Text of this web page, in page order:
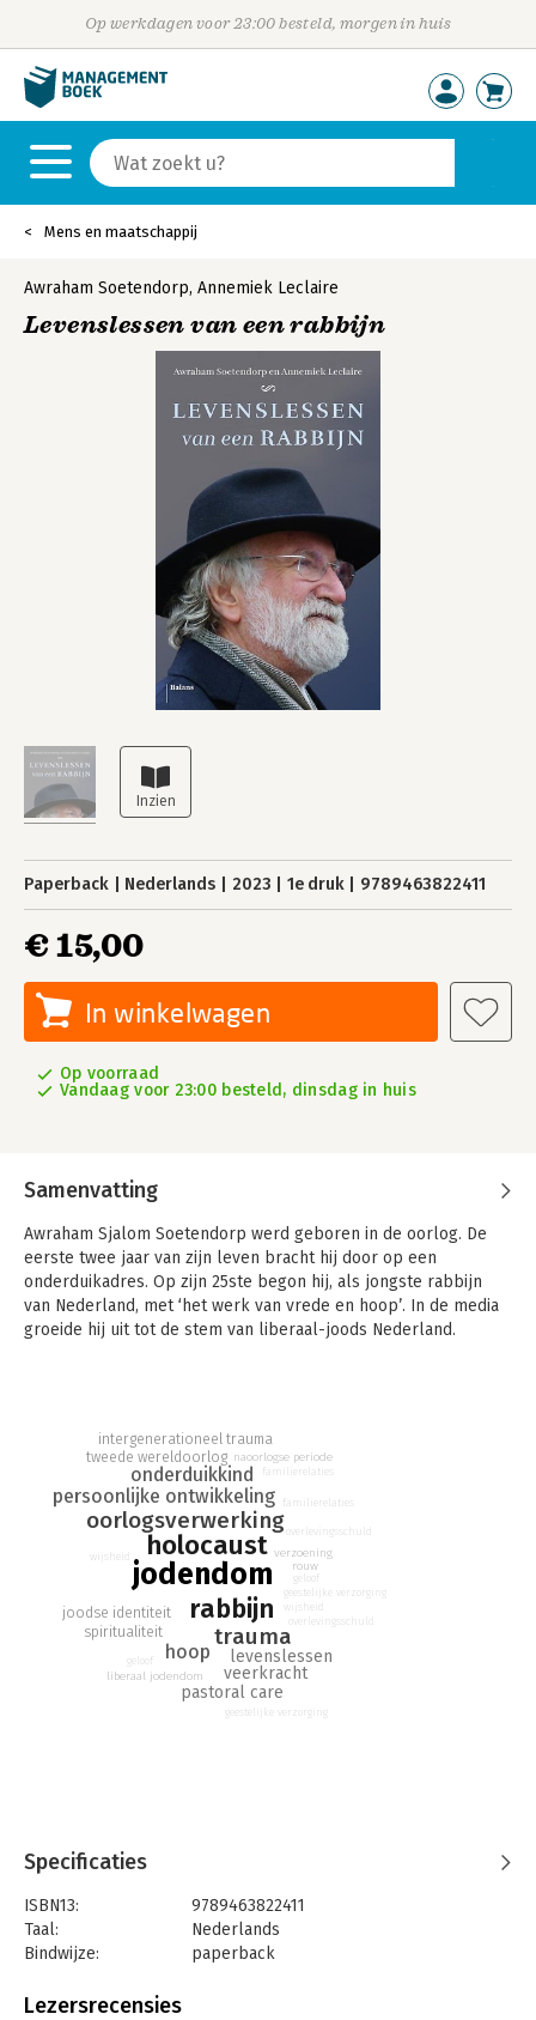
Op werkdagen voor 23:00 besteld, morgen in huis
Mens en maatschappij
Awraham Soetendorp, Annemiek Leclaire
Levenslessen van een rabbijn
Paperback Nederlands 2023 1e druk 9789463822411
€ 15,00
In winkelwagen
Op voorraad
Vandaag voor 23:00 besteld, dinsdag in huis
Samenvatting
Awraham Sjalom Soetendorp werd geboren in de oorlog. De
eerste twee jaar van zijn leven bracht hij door op een
onderduikadres. Op zijn 25ste begon hij, als jongste rabbijn
van Nederland, met ‘het werk van vrede en hoop’. In de media
groeide hij uit tot de stem van liberaal-joods Nederland.
verdriet om zich heen. Waar het om gaat, betoogt hij, is dat
verdriet en woede uiteindelijk niet de overhand krijgen, maar
dat de balans doorslaat naar hoop en optimisme.
Maar wat betekent een moedig en hoopvol leven, voor jezelf
en voor de ander? Levenslessen van een rabbijn is een
bezield, wijs en noodzakelijk boek over liefde, ankering, over
breken en helen, over verzet, verzoening en een goed
geweten.
jodendom
holocaust
rabbijn
oorlogsverwerking
trauma
persoonlijke ontwikkeling
hoop
onderduikkind
levenslessen
veerkracht
pastoral care
tweede wereldoorlog
spiritualiteit
intergenerationeel trauma
joodse identiteit
verzoening
liberaal jodendom
naoorlogse periode
rouw
familierelaties
overlevingsschuld
geloof
geestelijke verzorging
wijsheid
familierelaties
overlevingsschuld
geloof
geestelijke verzorging
wijsheid
Specificaties
ISBN13:
9789463822411
Taal:
Nederlands
Bindwijze:
paperback
Uitgever:
Lezersrecensies